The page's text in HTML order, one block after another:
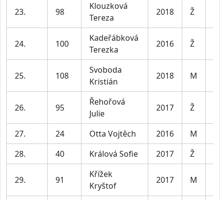
23. 98
Klouzková
Tereza
2018 Ž
24. 100
Kadeřábková
Terezka
2016 Ž
25. 108
Svoboda
Kristián
2018 M
26. 95
Řehořová
Julie
2017 Ž
27. 24 Otta Vojtěch 2016
M
28.
40 Králová Sofie 2017 Ž
29. 91
Křížek
Kryštof
2017 M